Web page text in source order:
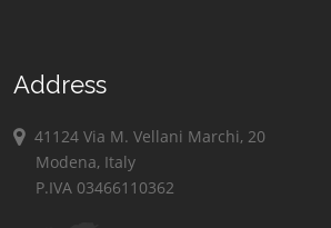
Address
41124 Via M. Vellani Marchi, 20
Modena, Italy
P.IVA 03466110362